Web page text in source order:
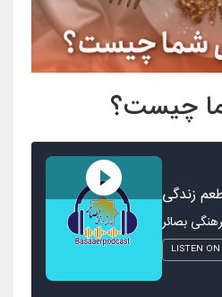
چیست؟